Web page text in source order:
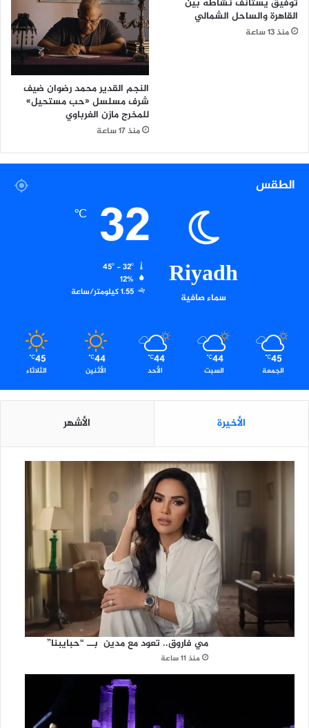
توفيق يستأنف نشاطه بين
القاهرة والساحل الشمالي
منذ 13 ساعة
النجم القدير محمد رضوان ضيف
شرف مسلسل «حب مستحيل»
للمخرج مازن الغرباوي
منذ 17 ساعة
الطقس
Riyadh
سماء صافية
32
℃
12%
1.55 كيلومتر/ساعة
45
℃
الجمعة
44
℃
السبت
44
℃
الأحد
44
℃
الأثنين
45
℃
الثلاثاء
الأخيرة الأشهر
مي فاروق.. تعود مع مدين بــ “حبايبنا”
منذ 11 ساعة